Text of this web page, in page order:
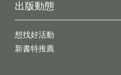
出版動態
想找好活動
新書特推薦